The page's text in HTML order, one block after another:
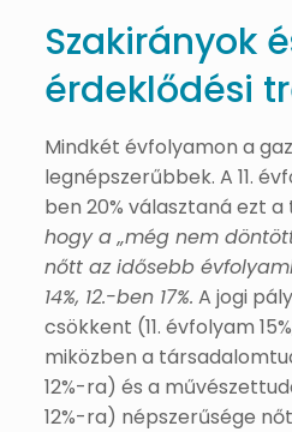
Szakirányok
érdeklődési
Mindkét évfolyamon a
legnépszerűbbek. A 11.
ben 20% választaná ezt
hogy a „még nem
nőtt az idősebb
14%, 12.-ben 17%. A jogi
csökkent (11. évfolyam
miközben a
12%-ra) és a
12%-ra) népszerűsége